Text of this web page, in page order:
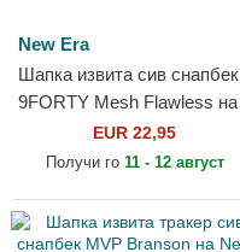
New Era
Шапка извита сив снапбек
9FORTY Mesh Flawless на
New York Yankees MLB от
New Era
EUR 22,95
Получи го 11 - 12 август